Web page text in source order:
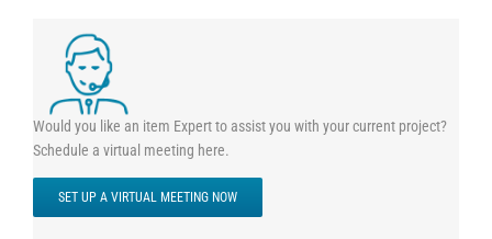
Would you like an item Expert to assist you with your current project?
Schedule a virtual meeting here.
SET UP A VIRTUAL MEETING NOW